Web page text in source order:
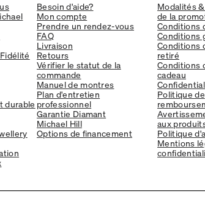
durable
Besoin d'aide?
Mon compte
Prendre un rendez-vous
FAQ
Livraison
Retours
Vérifier le statut de la
commande
Manuel de montres
Plan d'entretien
professionnel
Garantie Diamant
Michael Hill
Options de financement
Modalités
de la
Conditions
Conditions
Conditions
retiré
Conditions
cadeau
Politique de
aux
Politique
Mentions